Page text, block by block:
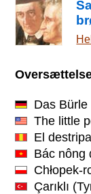
Das Bürle
The little
El
Bác nông
Chłopek-
Çarıklı